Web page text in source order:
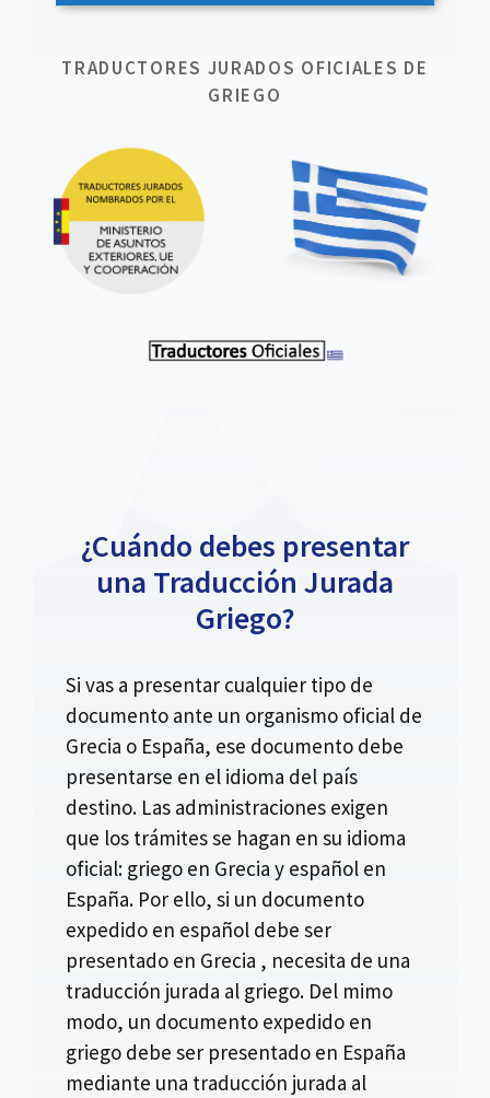
TRADUCTORES JURADOS OFICIALES DE
GRIEGO
¿Cuándo debes presentar
una Traducción Jurada
Griego?
Si vas a presentar cualquier tipo de
documento ante un organismo oficial de
Grecia o España, ese documento debe
presentarse en el idioma del país
destino. Las administraciones exigen
que los trámites se hagan en su idioma
oficial: griego en Grecia y español en
España. Por ello, si un documento
expedido en español debe ser
presentado en Grecia , necesita de una
traducción jurada al griego. Del mimo
modo, un documento expedido en
griego debe ser presentado en España
mediante una traducción jurada al